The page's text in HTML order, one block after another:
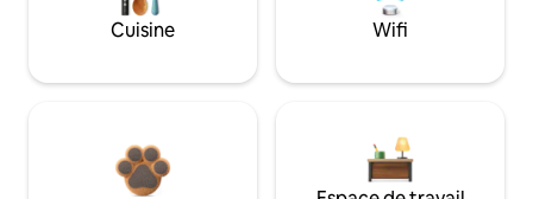
Cuisine Wifi